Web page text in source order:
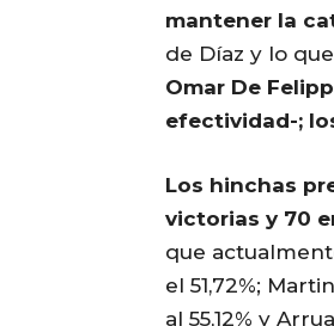
mantener la
de Díaz y lo
Omar De
efectividad-;
Los hinchas
victorias y 70
que
el 51,72%;
al 55,12% y